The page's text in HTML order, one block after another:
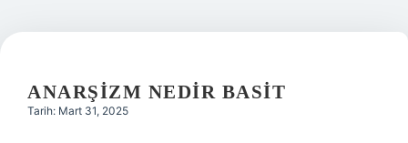
Hakkımızda
ANARŞIZM NEDIR BASIT
Tarih: Mart 31, 2025